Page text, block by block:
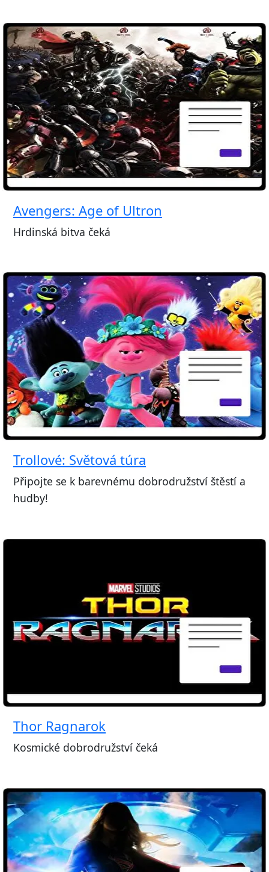
Avengers: Age of Ultron
Hrdinská bitva čeká
Trollové: Světová túra
Připojte se k barevnému dobrodružství štěstí a
hudby!
Thor Ragnarok
Kosmické dobrodružství čeká